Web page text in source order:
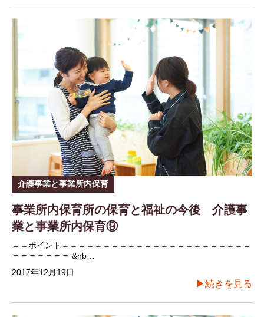
介護事業と事業所内保育
事業所内保育所の保育と福祉の今後 介護事
業と事業所内保育⑨
＝＝ポイント＝＝＝＝＝＝＝＝＝＝＝＝＝＝＝＝＝＝＝＝＝＝＝
＝＝＝＝＝＝＝ &nb…
2017年12月19日
▶続きを見る